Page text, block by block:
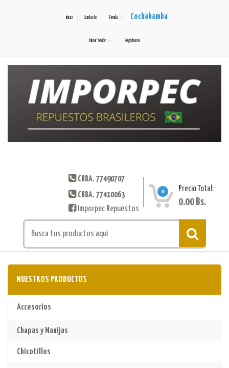
Inicio Contacto Tienda Cochabamba
Iniciar Sesión Registrarse
CBBA. 77490707
CBBA. 77410063
Imporpec Repuestos
0 Precio Total:
0.00 Bs.
NUESTROS PRODUCTOS
Accesorios
Chapas y Manijas
Chicotillos